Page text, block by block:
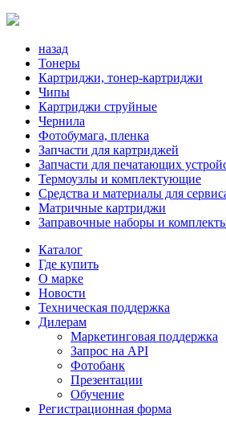
назад
Тонеры
Картриджи, тонер-картриджи
Чипы
Картриджи струйные
Чернила
Фотобумага, пленка
Запчасти для картриджей
Запчасти для печатающих
Термоузлы и комплектующие
Средства и материалы для
Матричные картриджи
Заправочные наборы и
Каталог
Где купить
О марке
Новости
Техническая поддержка
Дилерам
Маркетинговая поддержка
Запрос на API
Фотобанк
Презентации
Обучение
Регистрационная форма